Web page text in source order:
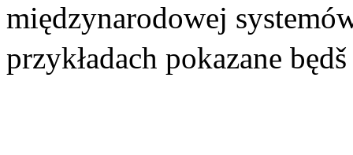
międzynarodowej
przykładach pokazane